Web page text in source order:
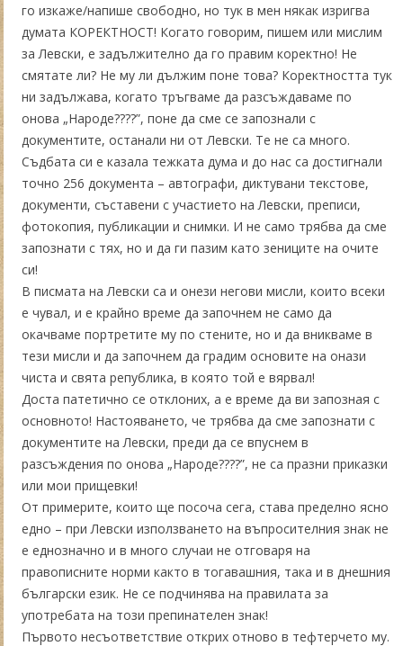
го изкаже/напише свободно, но тук в мен някак изригва
думата КОРЕКТНОСТ! Когато говорим, пишем или мислим
за Левски, е задължително да го правим коректно! Не
смятате ли? Не му ли дължим поне това? Коректността тук
ни задължава, когато тръгваме да разсъждаваме по
онова „Народе????”, поне да сме се запознали с
документите, останали ни от Левски. Те не са много.
Съдбата си е казала тежката дума и до нас са достигнали
точно 256 документа – автографи, диктувани текстове,
документи, съставени с участието на Левски, преписи,
фотокопия, публикации и снимки. И не само трябва да сме
запознати с тях, но и да ги пазим като зениците на очите
си!
В писмата на Левски са и онези негови мисли, които всеки
е чувал, и е крайно време да започнем не само да
окачваме портретите му по стените, но и да вникваме в
тези мисли и да започнем да градим основите на онази
чиста и свята република, в която той е вярвал!
Доста патетично се отклоних, а е време да ви запозная с
основното! Настояването, че трябва да сме запознати с
документите на Левски, преди да се впуснем в
разсъждения по онова „Народе????”, не са празни приказки
или мои прищевки!
От примерите, които ще посоча сега, става пределно ясно
едно – при Левски използването на въпросителния знак не
е еднозначно и в много случаи не отговаря на
правописните норми както в тогавашния, така и в днешния
български език. Не се подчинява на правилата за
употребата на този препинателен знак!
Първото несъответствие открих отново в тефтерчето му.